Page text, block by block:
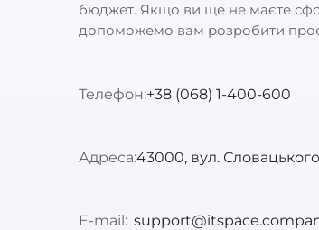
бюджет. Якщо ви ще не маєте
допоможемо вам розробити
Телефон:+38 (068) 1-400-600
Адреса:43000, вул.
E-mail: